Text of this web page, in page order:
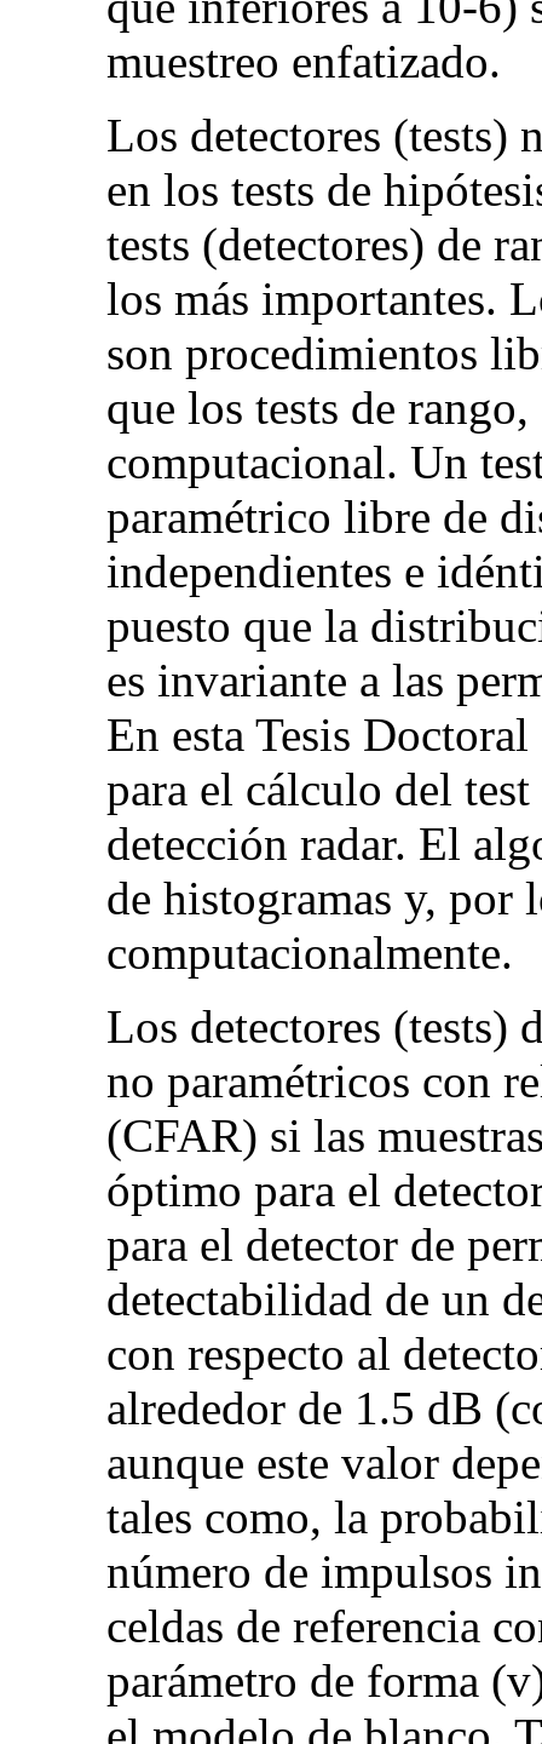
muestreo enfatizado.
Los detectores (tests)
en los tests de
tests (detectores) de
los más importantes.
son procedimientos
que los tests de
computacional. Un
paramétrico libre de
independientes e
puesto que la
es invariante a las
En esta Tesis
para el cálculo del
detección radar. El
de histogramas y, por
computacionalmente.
Los detectores (tests)
no paramétricos con
(CFAR) si las
óptimo para el
para el detector de
detectabilidad de un
con respecto al
alrededor de 1.5 dB
aunque este valor
tales como, la
número de impulsos
celdas de referencia
parámetro de forma